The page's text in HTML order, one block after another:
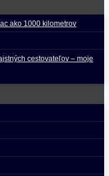
ako 1000 kilometrov
cestovateľov – moje